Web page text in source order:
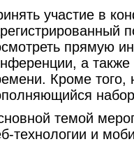
участие в
прямую
а
Кроме того,
темой
технологии и